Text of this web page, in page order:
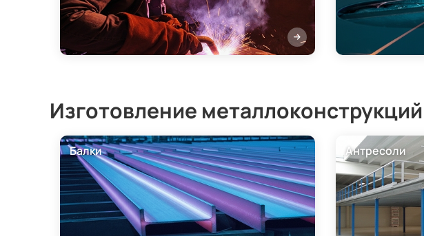
Изготовление металлоконструкций
Балки Антресоли